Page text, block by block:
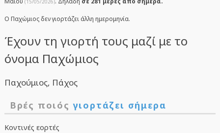
(15/05/2026)
Ο Παχώμιος δεν γιορτάζει άλλη ημερομηνία.
Έχουν τη γιορτή τους μαζί με το
όνομα Παχώμιος
Παχούμιος, Πάχος
Βρές ποιόςγιορτάζει σήμερα
Κοντινές εορτές